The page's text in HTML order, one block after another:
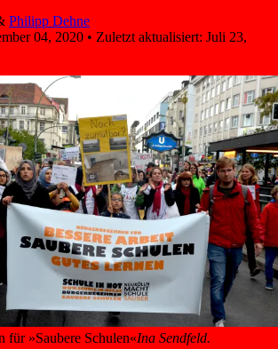
Philipp Dehne
04, 2020 • Zuletzt aktualisiert: Juli 23,
für »Saubere Schulen«Ina Sendfeld.